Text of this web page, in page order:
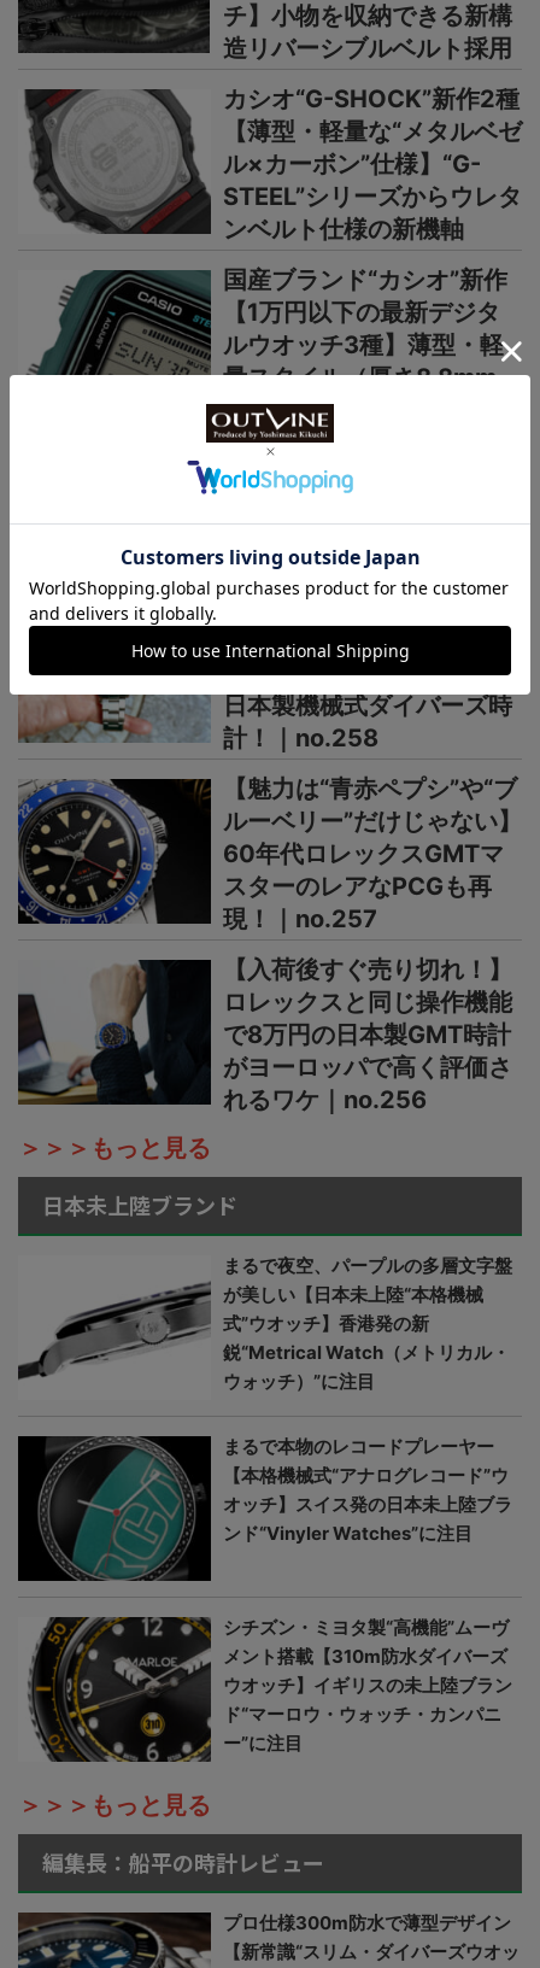
チ】小物を収納できる新構
造リバーシブルベルト採用
カシオ“G-SHOCK”新作2種
【薄型・軽量な“メタルベゼ
ル×カーボン”仕様】“G-
STEEL”シリーズからウレタ
ンベルト仕様の新機軸
国産ブランド“カシオ”新作
【1万円以下の最新デジタ
ルウオッチ3種】薄型・軽
量スタイル（厚さ8.8mm、
重さ26g）、新コレクショ
ン“F-B100W”に注目
＞＞＞もっと見る
OUTLINEニュース
【酷暑の夏こそ“グレー”は
いかが】ロレックスの褪色
ベゼルを表現した復古調の
日本製機械式ダイバーズ時
計！｜no.258
【魅力は“青赤ペプシ”や“ブ
ルーベリー”だけじゃない】
60年代ロレックスGMTマ
スターのレアなPCGも再
現！｜no.257
【入荷後すぐ売り切れ！】
ロレックスと同じ操作機能
で8万円の日本製GMT時計
がヨーロッパで高く評価さ
れるワケ｜no.256
＞＞＞もっと見る
日本未上陸ブランド
まるで夜空、パープルの多層文字盤
が美しい【日本未上陸“本格機械
式”ウオッチ】香港発の新
鋭“Metrical Watch（メトリカル・
ウォッチ）”に注目
まるで本物のレコードプレーヤー
【本格機械式“アナログレコード”ウ
オッチ】スイス発の日本未上陸ブラ
ンド“Vinyler Watches”に注目
シチズン・ミヨタ製“高機能”ムーヴ
メント搭載【310m防水ダイバーズ
ウオッチ】イギリスの未上陸ブラン
ド“マーロウ・ウォッチ・カンパニ
ー”に注目
＞＞＞もっと見る
編集長：船平の時計レビュー
プロ仕様300m防水で薄型デザイン
【新常識“スリム・ダイバーズウオッ